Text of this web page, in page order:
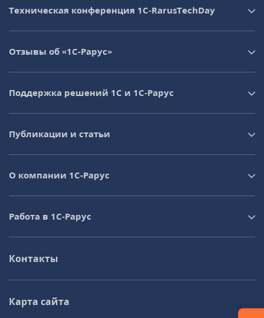
Техническая конференция 1C‑RarusTechDay
Отзывы об «1С-Рарус»
Поддержка решений 1С и 1С‑Рарус
Публикации и статьи
О компании 1C-Рарус
Работа в 1С‑Рарус
Контакты
Карта сайта